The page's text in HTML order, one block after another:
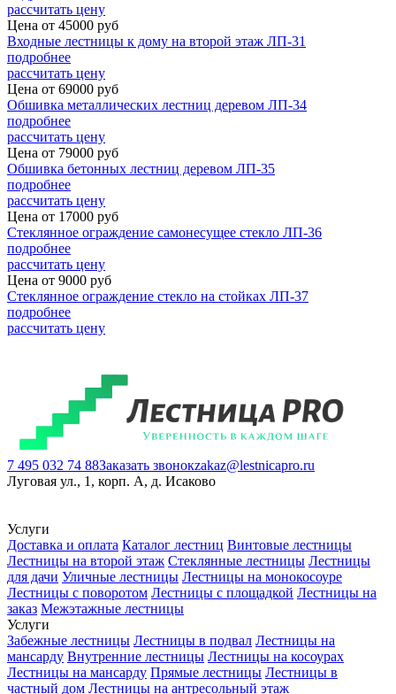
рассчитать цену
Цена от 45000 руб
Входные лестницы к дому на второй этаж ЛП-31
подробнее
рассчитать цену
Цена от 69000 руб
Обшивка металлических лестниц деревом ЛП-34
подробнее
рассчитать цену
Цена от 79000 руб
Обшивка бетонных лестниц деревом ЛП-35
подробнее
рассчитать цену
Цена от 17000 руб
Стеклянное ограждение самонесущее стекло ЛП-36
подробнее
рассчитать цену
Цена от 9000 руб
Стеклянное ограждение стекло на стойках ЛП-37
подробнее
рассчитать цену
7 495 032 74 88Заказать звонокzakaz@lestnicapro.ru
Луговая ул., 1, корп. А, д. Исаково
Услуги
Доставка и оплата Каталог лестниц Винтовые лестницы
Лестницы на второй этаж Стеклянные лестницы Лестницы
для дачи Уличные лестницы Лестницы на монокосоуре
Лестницы с поворотом Лестницы с площадкой Лестницы на
заказ Межэтажные лестницы
Услуги
Забежные лестницы Лестницы в подвал Лестницы на
мансарду Внутренние лестницы Лестницы на косоурах
Лестницы на мансарду Прямые лестницы Лестницы в
частный дом Лестницы на антресольный этаж